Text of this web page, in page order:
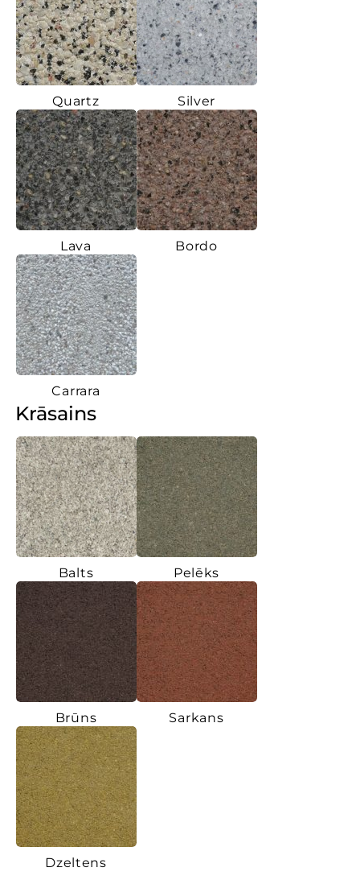
Quartz Silver
Lava Bordo
Carrara
Krāsains
Balts Pelēks
Brūns Sarkans
Dzeltens